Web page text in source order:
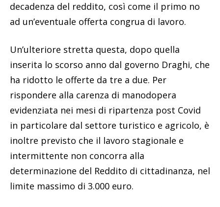
decadenza del reddito, così come il primo no
ad un’eventuale offerta congrua di lavoro.
Un’ulteriore stretta questa, dopo quella
inserita lo scorso anno dal governo Draghi, che
ha ridotto le offerte da tre a due. Per
rispondere alla carenza di manodopera
evidenziata nei mesi di ripartenza post Covid
in particolare dal settore turistico e agricolo, è
inoltre previsto che il lavoro stagionale e
intermittente non concorra alla
determinazione del Reddito di cittadinanza, nel
limite massimo di 3.000 euro.